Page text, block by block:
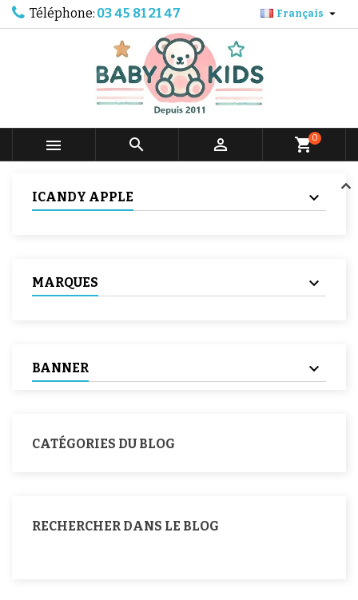
Téléphone: 03 45 81 21 47 Français 
   shopping_cart0
ICANDY APPLE
MARQUES
BANNER
CATÉGORIES DU BLOG
RECHERCHER DANS LE BLOG